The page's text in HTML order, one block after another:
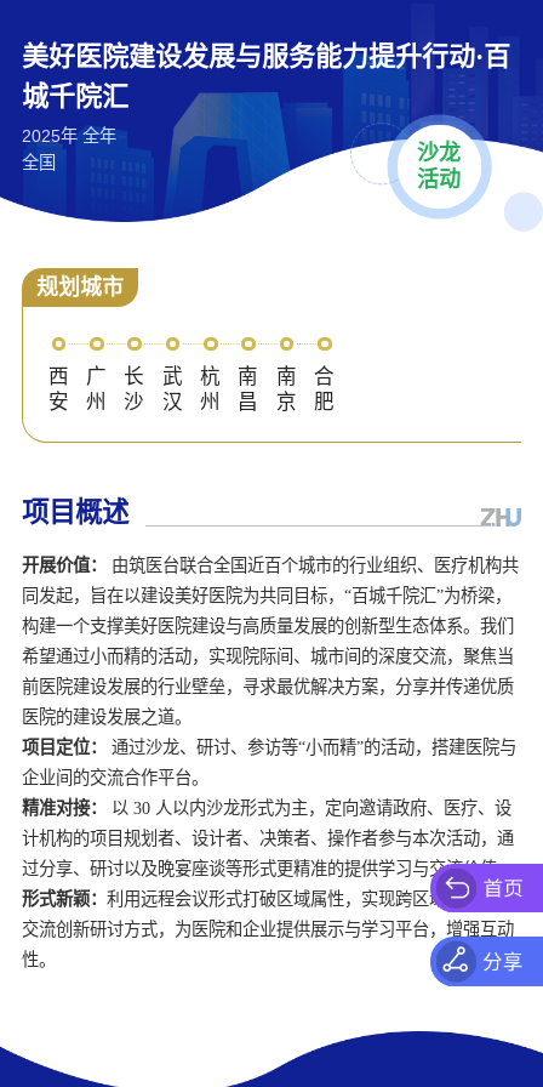
美好医院建设发展与服务能力提升行动·百
城千院汇
2025年 全年
全国
沙龙
活动
规划城市
西
安
广
州
长
沙
武
汉
杭
州
南
昌
南
京
合
肥
项目概述
开展价值：
由筑医台联合全国近百个城市的行业组织、医疗机构共
同发起，旨在以建设美好医院为共同目标，“百城千院汇”为桥梁，
构建一个支撑美好医院建设与高质量发展的创新型生态体系。我们
希望通过小而精的活动，实现院际间、城市间的深度交流，聚焦当
前医院建设发展的行业壁垒，寻求最优解决方案，分享并传递优质
项目定位：
通过沙龙、研讨、参访等“小而精”的活动，搭建医院与
精准对接：
以 30 人以内沙龙形式为主，定向邀请政府、医疗、设
计机构的项目规划者、设计者、决策者、操作者参与本次活动，通
过分享、研讨以及晚宴座谈等形式更精准的提供学习与交流价值。
形式新颖： 利用远程会议形式打破区域属性，实现跨区域专家参与
交流创新研讨方式，为医院和企业提供展示与学习平台，增强互动
性。